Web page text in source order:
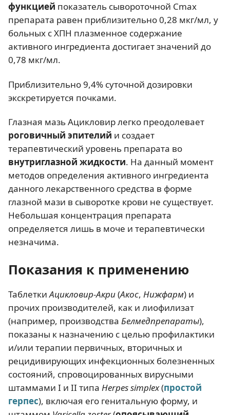
функцией показатель сывороточной Cmax
препарата равен приблизительно 0,28 мкг/мл, у
больных с ХПН плазменное содержание
активного ингредиента достигает значений до
0,78 мкг/мл.
Приблизительно 9,4% суточной дозировки
экскретируется почками.
Глазная мазь Ацикловир легко преодолевает
роговичный эпителий и создает
терапевтический уровень препарата во
внутриглазной жидкости. На данный момент
методов определения активного ингредиента
данного лекарственного средства в форме
глазной мази в сыворотке крови не существует.
Небольшая концентрация препарата
определяется лишь в моче и терапевтически
незначима.
Показания к применению
ТаблеткиАцикловир-Акри(Акос, Нижфарм) и
прочих производителей, как и лиофилизат
(например, производства Белмедпрепараты),
показаны к назначению с целью профилактики
и/или терапии первичных, вторичных и
рецидивирующих инфекционных болезненных
состояний, спровоцированных вирусными
штаммами I и II типа Herpes simplex(простой
герпес), включая его генитальную форму, и